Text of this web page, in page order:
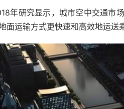
年研究显示，城市空中交通市
面运输方式更快速和高效地运送